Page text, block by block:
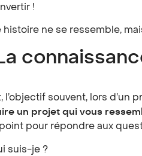
!
histoire ne se ressemble,
l’objectif souvent, lors
un projet qui vous
pour répondre aux
suis-je ?